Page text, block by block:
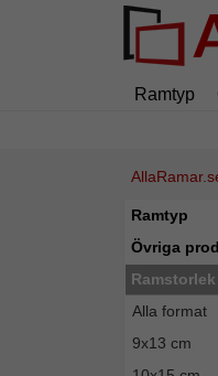
Ramtyp
Ramtyp
Övriga
Ramstorlek
Alla format
9x13 cm